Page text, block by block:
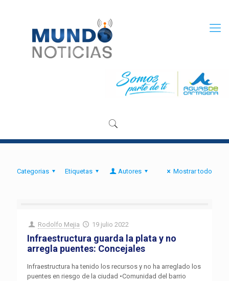
Categorias Etiquetas Autores Mostrar todo
Rodolfo Mejia 19 julio 2022
Infraestructura guarda la plata y no
arregla puentes: Concejales
Infraestructura ha tenido los recursos y no ha arreglado los
puentes en riesgo de la ciudad •Comunidad del barrio